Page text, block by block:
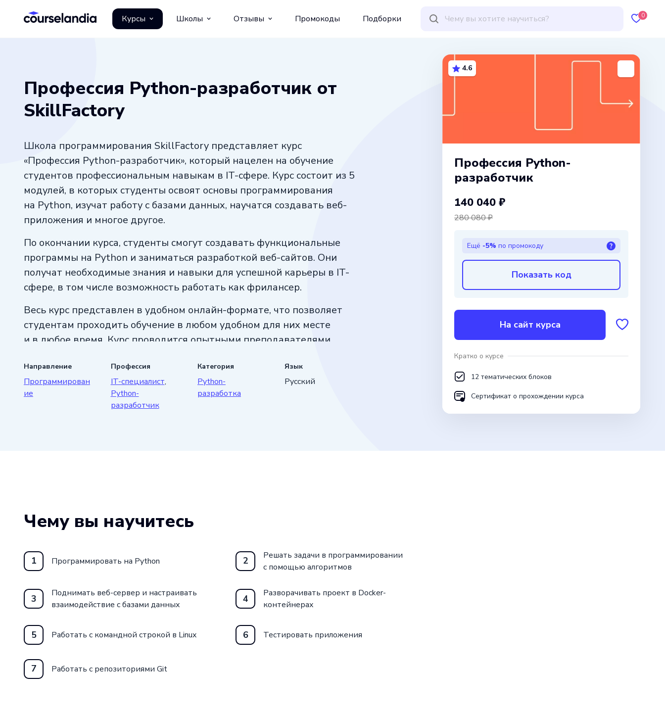
Курсы Школы Отзывы Промокоды Подборки 0
Профессия Python-разработчик от
SkillFactory
Школа программирования SkillFactory представляет курс
«Профессия Python-разработчик», который нацелен на обучение
студентов профессиональным навыкам в IT-сфере. Курс состоит из 5
модулей, в которых студенты освоят основы программирования
на Python, изучат работу с базами данных, научатся создавать веб-
приложения и многое другое.
По окончании курса, студенты смогут создавать функциональные
программы на Python и заниматься разработкой веб-сайтов. Они
получат необходимые знания и навыки для успешной карьеры в IT-
сфере, в том числе возможность работать как фрилансер.
Весь курс представлен в удобном онлайн-формате, что позволяет
студентам проходить обучение в любом удобном для них месте
и в любое время. Курс проводится опытными преподавателями,
на Python.
Если вы хотите начать карьеру в IT-сфере, стать профессиональным
Python-разработчиком и получать высокую заработную плату,
Направление
Программирован
ие
Профессия
IT-специалист,
Python-
разработчик
Категория
Python-
разработка
Язык
Русский
4.6
Профессия Python-
разработчик
140 040 ₽
280 080 ₽
Ещё -5% по промокоду ?
Показать код
На сайт курса
Кратко о курсе
12 тематических блоков
Сертификат о прохождении курса
Чему вы научитесь
1 Программировать на Python 2
Решать задачи в программировании
с помощью алгоритмов
3
Поднимать веб-сервер и настраивать
взаимодействие с базами данных
4
Разворачивать проект в Docker-
контейнерах
5 Работать с командной строкой в Linux 6 Тестировать приложения
7 Работать с репозиториями Git